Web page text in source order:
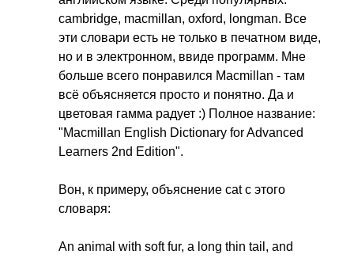
cambridge, macmillan, oxford, longman. Все
эти словари есть не только в печатном виде,
но и в электронном, ввиде программ. Мне
больше всего понравился Macmillan - там
всё объясняется просто и понятно. Да и
цветовая гамма радует :) Полное название:
"Macmillan English Dictionary forAdvanced
Learners 2nd Edition".
Вон, к примеру, объяснение catс этого
словаря:
An animal with soft fur, a long thin tail , and